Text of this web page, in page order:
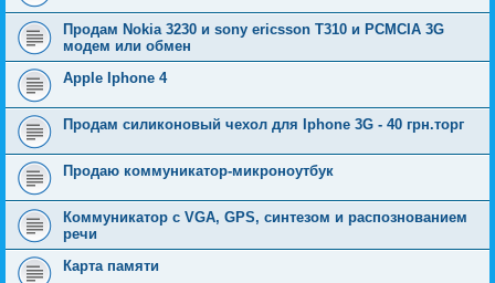
Продам Nokia 3230 и sony ericsson T310 и PCMCIA 3G
модем или обмен
Apple Iphone 4
Продам силиконовый чехол для Iphone 3G - 40 грн.торг
Продаю коммуникатор-микроноутбук
Коммуникатор с VGA, GPS, синтезом и распознованием
речи
Карта памяти